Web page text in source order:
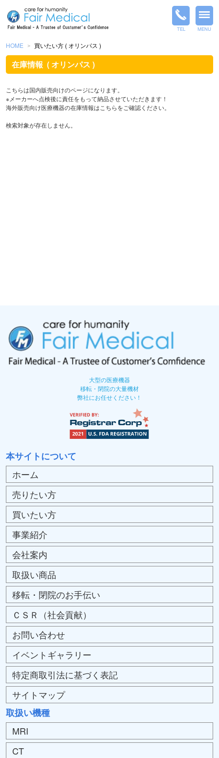
MENU
TEL
HOME ＞ 買いたい方 ( オリンパス )
在庫情報 ( オリンパス )
こちらは国内販売向けのページになります。
※メーカーへ点検後に責任をもって納品させていただきます！
海外販売向け医療機器の在庫情報は こちらをご確認ください。
検索対象が存在しません。
大型の医療機器
移転・閉院の大量機材
弊社にお任せください！
本サイトについて
ホーム
売りたい方
買いたい方
事業紹介
会社案内
取扱い商品
移転・閉院のお手伝い
ＣＳＲ（社会貢献）
お問い合わせ
イベントギャラリー
特定商取引法に基づく表記
サイトマップ
取扱い機種
MRI
CT